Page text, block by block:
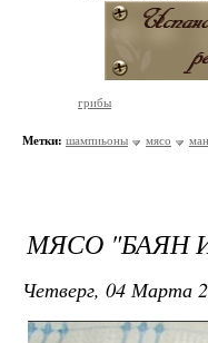
грибы
Метки: шампиьоны мясо
МЯСО "БАЯН
Четверг, 04 Марта